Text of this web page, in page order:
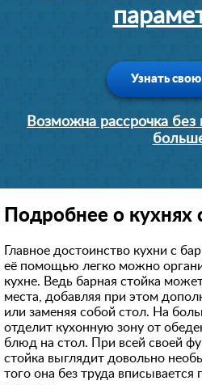
Узнать
Возможна рассрочка
Подробнее о кухнях
Главное достоинство кухни с
её помощью легко можно
кухне. Ведь барная стойка
места, добавляя при этом
или заменяя собой стол. На
отделит кухонную зону от
блюд на стол. При всей своей
стойка выглядит довольно
того она без труда вписывается